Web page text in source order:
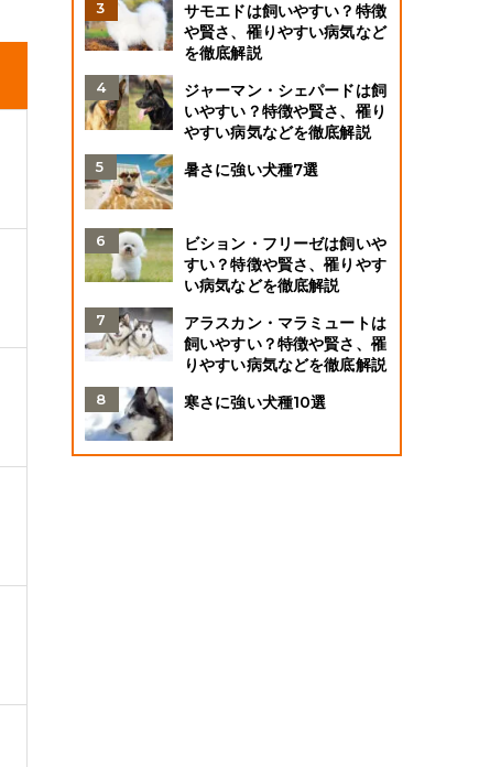
サモエドは飼いやすい？特徴
や賢さ、罹りやすい病気など
を徹底解説
ジャーマン・シェパードは飼
いやすい？特徴や賢さ、罹り
やすい病気などを徹底解説
暑さに強い犬種7選
ビション・フリーゼは飼いや
すい？特徴や賢さ、罹りやす
い病気などを徹底解説
アラスカン・マラミュートは
飼いやすい？特徴や賢さ、罹
りやすい病気などを徹底解説
寒さに強い犬種10選